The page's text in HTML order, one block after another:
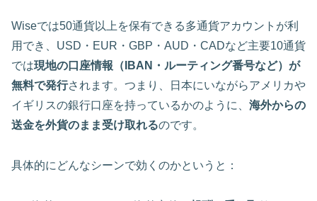
Wiseでは50通貨以上を保有できる多通貨アカウントが利
用でき、USD・EUR・GBP・AUD・CADなど主要10通貨
では現地の口座情報（IBAN・ルーティング番号など）が
無料で発行されます。つまり、日本にいながらアメリカや
イギリスの銀行口座を持っているかのように、 海外からの
送金を外貨のまま受け取れるのです。
具体的にどんなシーンで効くのかというと：